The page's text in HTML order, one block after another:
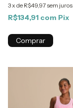
3x de R$49,97 sem juros
R$134,91 com Pix
Comprar